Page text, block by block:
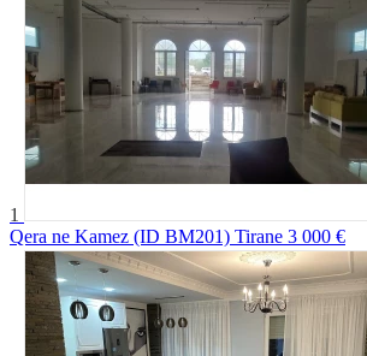
1
Qera ne Kamez (ID BM201) Tirane 3 000 €